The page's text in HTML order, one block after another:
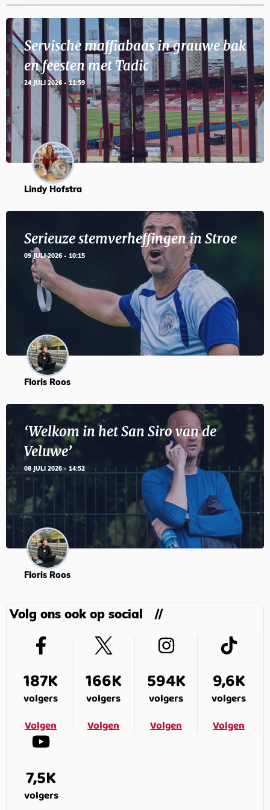
Servische maffiabaas in grauwe bak
en feesten met Tadic
24 JULI 2026 - 11:59
Lindy Hofstra
Serieuze stemverheffingen in Stroe
09 JULI 2026 - 10:15
Floris Roos
‘Welkom in het San Siro van de
Veluwe’
08 JULI 2026 - 14:52
Floris Roos
Volg ons ook op social
187K
volgers
Volgen
166K
volgers
Volgen
594K
volgers
Volgen
9,6K
volgers
Volgen
7,5K
volgers